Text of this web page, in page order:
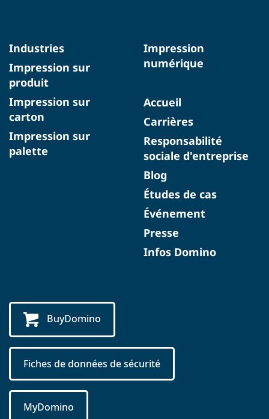
Industries
Impression sur
produit
Impression sur
carton
Impression sur
palette
Impression
numérique
Accueil
Carrières
Responsabilité
sociale d'entreprise
Blog
Études de cas
Événement
Presse
Infos Domino
BuyDomino
Fiches de données de sécurité
MyDomino